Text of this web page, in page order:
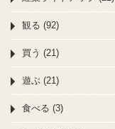
観る (92)
買う (21)
遊ぶ (21)
食べる (3)